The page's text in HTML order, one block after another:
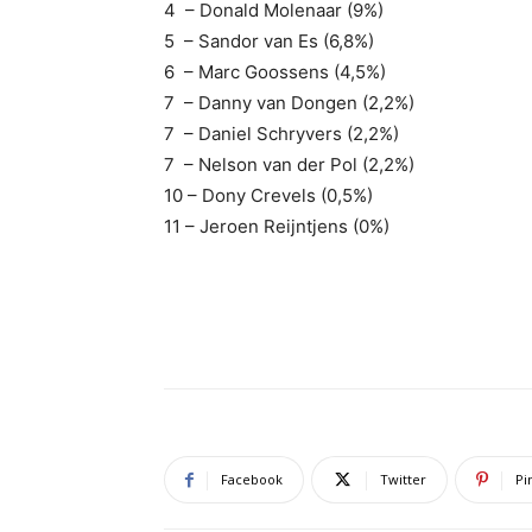
4 – Donald Molenaar (9%)
5 – Sandor van Es (6,8%)
6 – Marc Goossens (4,5%)
7 – Danny van Dongen (2,2%)
7 – Daniel Schryvers (2,2%)
7 – Nelson van der Pol (2,2%)
10 – Dony Crevels (0,5%)
11 – Jeroen Reijntjens (0%)
Facebook Twitter